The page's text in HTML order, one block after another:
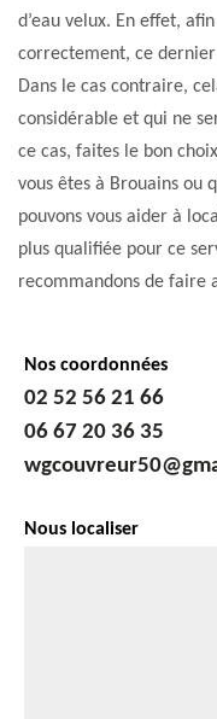
d’eau velux. En effet,
correctement, ce
Dans le cas contraire,
considérable et qui ne
ce cas, faites le bon
vous êtes à Brouains ou
pouvons vous aider à
plus qualifiée pour ce
recommandons de faire
Nos coordonnées
02 52 56 21 66
06 67 20 36 35
Nous localiser